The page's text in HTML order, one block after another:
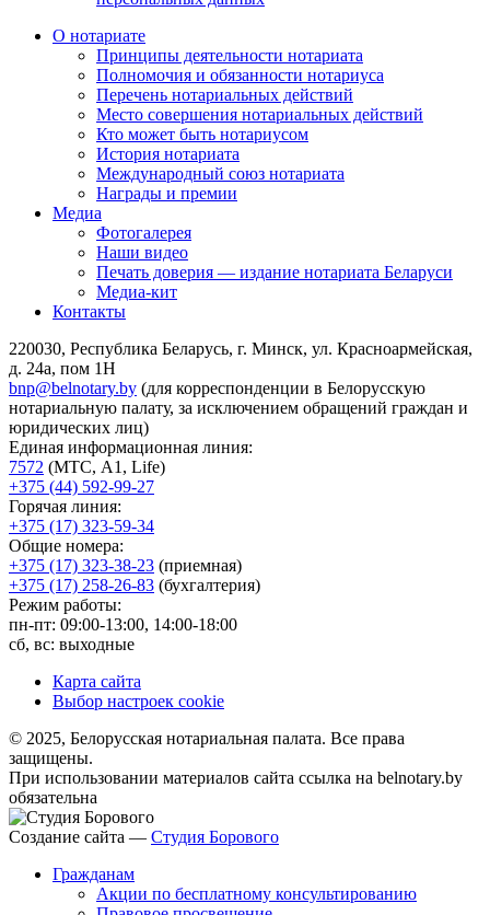
О нотариате
Принципы деятельности нотариата
Полномочия и обязанности нотариуса
Перечень нотариальных действий
Место совершения нотариальных действий
Кто может быть нотариусом
История нотариата
Международный союз нотариата
Награды и премии
Медиа
Фотогалерея
Наши видео
Печать доверия — издание нотариата Беларуси
Медиа-кит
Контакты
220030, Республика Беларусь, г. Минск, ул. Красноармейская,
д. 24а, пом 1Н
bnp@belnotary.by (для корреспонденции в Белорусскую
нотариальную палату, за исключением обращений граждан и
юридических лиц)
Единая информационная линия:
7572 (МТС, A1, Life)
+375 (44) 592-99-27
Горячая линия:
+375 (17) 323-59-34
Общие номера:
+375 (17) 323-38-23 (приемная)
+375 (17) 258-26-83 (бухгалтерия)
Режим работы:
пн-пт: 09:00-13:00, 14:00-18:00
сб, вс: выходные
Карта сайта
Выбор настроек cookie
© 2025, Белорусская нотариальная палата. Все права
защищены.
При использовании материалов сайта ссылка на belnotary.by
обязательна
Создание сайта — Студия Борового
Гражданам
Акции по бесплатному консультированию